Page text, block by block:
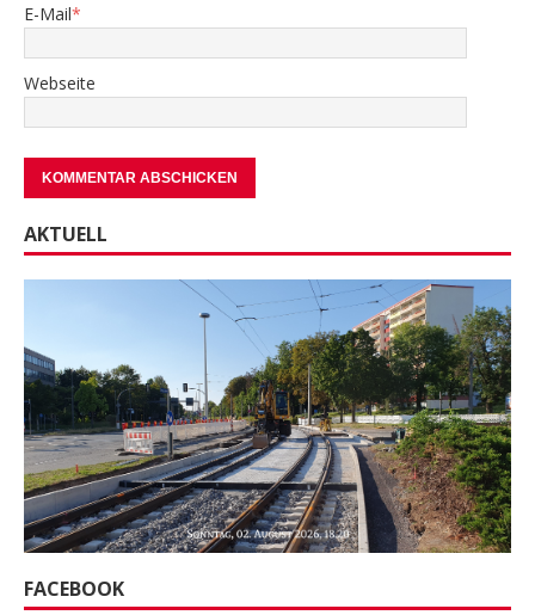
E-Mail*
Webseite
AKTUELL
FACEBOOK